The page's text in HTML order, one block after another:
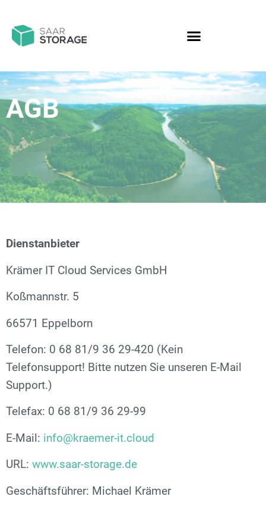
AGB
Dienstanbieter
Krämer IT Cloud Services GmbH
Koßmannstr. 5
66571 Eppelborn
Telefon: 0 68 81/9 36 29-420 (Kein
Telefonsupport! Bitte nutzen Sie unseren E-Mail
Support.)
Telefax: 0 68 81/9 36 29-99
E-Mail: info@kraemer-it.cloud
URL: www.saar-storage.de
Geschäftsführer: Michael Krämer